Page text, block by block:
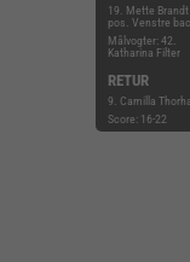
19. Mette Brandt
pos. Venstre
Målvogter: 42.
Katharina Filter
RETUR
9. Camilla
Score: 16-22